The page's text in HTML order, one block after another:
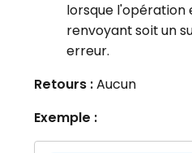
lorsque l'opération
renvoyant soit un
erreur.
Retours :Aucun
Exemple :